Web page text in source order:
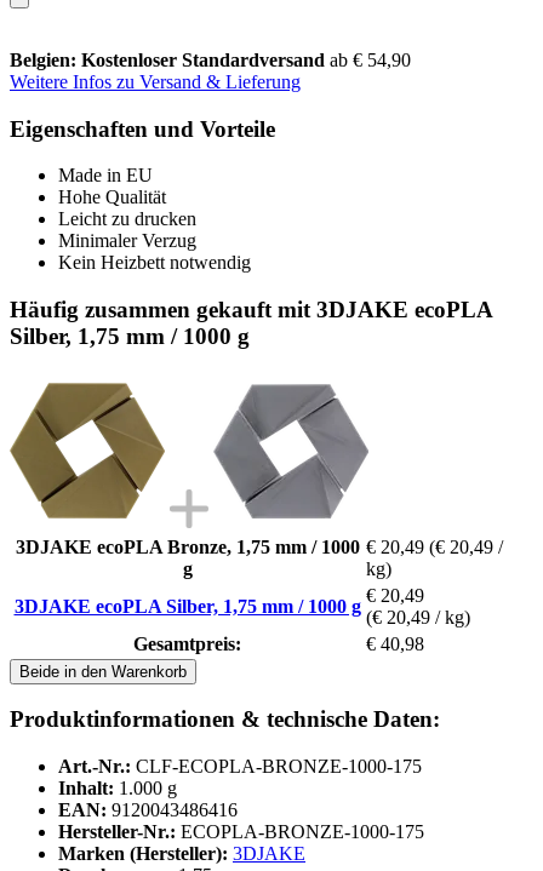
Belgien: Kostenloser Standardversand ab € 54,90
Weitere Infos zu Versand & Lieferung
Eigenschaften und Vorteile
Made in EU
Hohe Qualität
Leicht zu drucken
Minimaler Verzug
Kein Heizbett notwendig
Häufig zusammen gekauft mit 3DJAKE ecoPLA
Silber, 1,75 mm / 1000 g
3DJAKE ecoPLA Bronze, 1,75 mm / 1000
g
€ 20,49 (€ 20,49 /
kg)
3DJAKE ecoPLA Silber, 1,75 mm / 1000 g
€ 20,49
(€ 20,49 / kg)
Gesamtpreis:
€ 40,98
Beide in den Warenkorb
Produktinformationen & technische Daten:
Art.-Nr.: CLF-ECOPLA-BRONZE-1000-175
Inhalt: 1.000 g
EAN: 9120043486416
Hersteller-Nr.: ECOPLA-BRONZE-1000-175
Marken (Hersteller): 3DJAKE